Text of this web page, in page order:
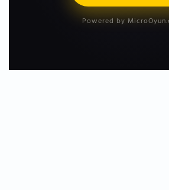
Powered by